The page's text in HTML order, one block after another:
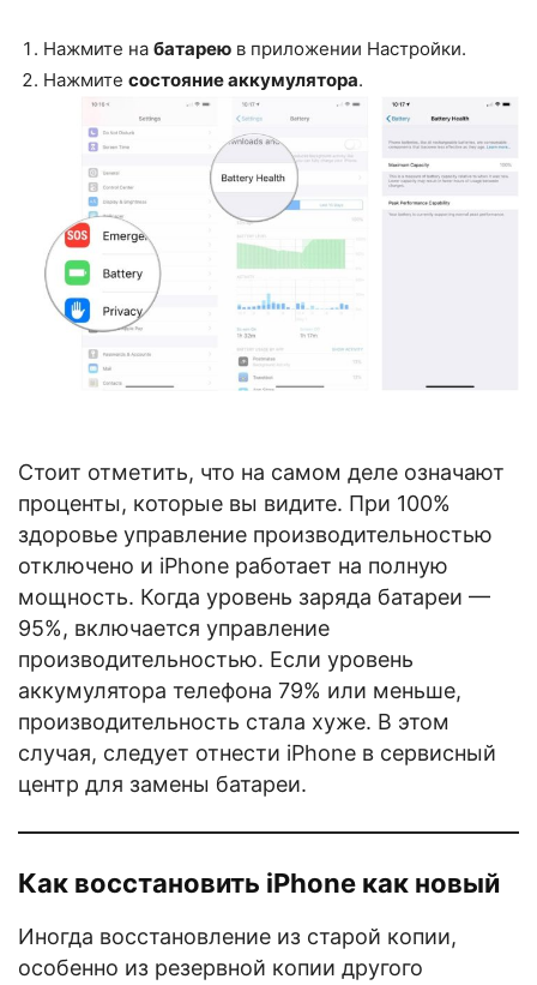
Нажмите на батарею в приложении Настройки.
Нажмите состояние аккумулятора.
Стоит отметить, что на самом деле означают
проценты, которые вы видите. При 100%
здоровье управление производительностью
отключено и iPhone работает на полную
мощность. Когда уровень заряда батареи —
95%, включается управление
производительностью. Если уровень
аккумулятора телефона 79% или меньше,
производительность стала хуже. В этом
случая, следует отнести iPhone в сервисный
центр для замены батареи.
Как восстановить iPhone как новый
Иногда восстановление из старой копии,
особенно из резервной копии другого